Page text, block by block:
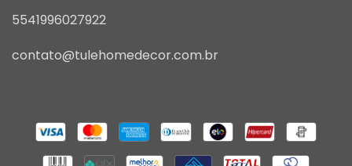
5541996027922
contato@tulehomedecor.com.br